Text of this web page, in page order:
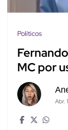
Políticos
MC por
Abr.